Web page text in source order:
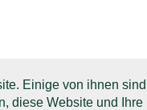
Einige von ihnen sind
diese Website und Ihre